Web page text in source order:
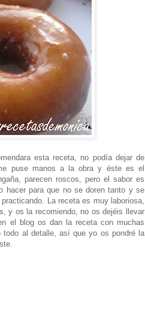
esta receta, no podía dejar de
puse manos a la obra y éste es el
parecen roscos, pero el sabor es
hacer para que no se doren tanto y se
La receta es muy laboriosa,
y os la recomiendo, no os dejéis llevar
el blog os dan la receta con muchas
todo al detalle, así que yo os pondré la